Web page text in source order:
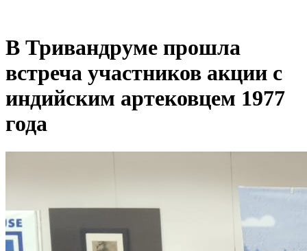
В Тривандруме прошла
встреча участников акции с
индийским артековцем 1977
года